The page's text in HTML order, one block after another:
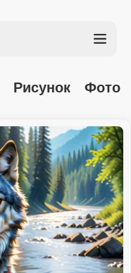
Рисунок Фото